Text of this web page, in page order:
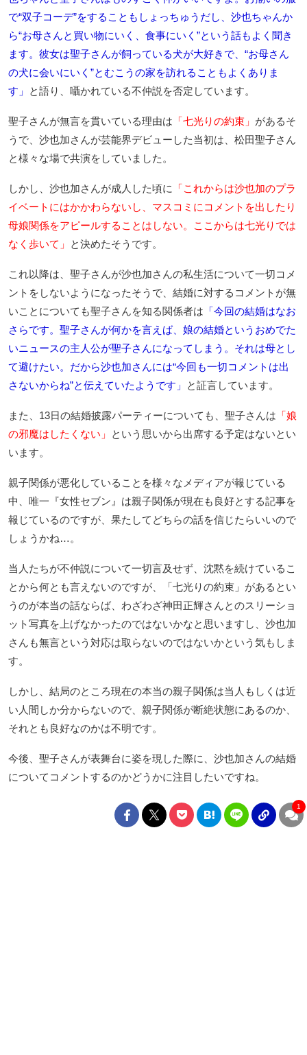
で“双子コーデ”をすることもしょっちゅうだし、沙也ちゃんか
ら“お母さんと買い物にいく、食事にいく”という話もよく聞き
ます。彼女は聖子さんが飼っている犬が大好きで、“お母さん
の犬に会いにいく”とむこうの家を訪れることもよくありま
す」
と語り、囁かれている不仲説を否定しています。
聖子さんが無言を貫いている理由は 「七光りの約束」 があるそ
うで、沙也加さんが芸能界デビューした当初は、松田聖子さん
と様々な場で共演をしていました。
しかし、沙也加さんが成人した頃に
「これからは沙也加のプラ
イベートにはかかわらないし、マスコミにコメントを出したり
母娘関係をアピールすることはしない。ここからは七光りでは
なく歩いて」
と決めたそうです。
これ以降は、聖子さんが沙也加さんの私生活について一切コメ
ントをしないようになったそうで、結婚に対するコメントが無
いことについても聖子さんを知る関係者は 「今回の結婚はなお
さらです。聖子さんが何かを言えば、娘の結婚というおめでた
いニュースの主人公が聖子さんになってしまう。それは母とし
て避けたい。だから沙也加さんには“今回も一切コメントは出
さないからね”と伝えていたようです」
と証言しています。
また、13日の結婚披露パーティーについても、聖子さんは 「娘
の邪魔はしたくない」
という思いから出席する予定はないとい
います。
親子関係が悪化していることを様々なメディアが報じている
中、唯一『女性セブン』は親子関係が現在も良好とする記事を
報じているのですが、果たしてどちらの話を信じたらいいので
しょうかね…。
当人たちが不仲説について一切言及せず、沈黙を続けているこ
とから何とも言えないのですが、「七光りの約束」があるとい
うのが本当の話ならば、わざわざ神田正輝さんとのスリーショ
ット写真を上げなかったのではないかなと思いますし、沙也加
さんも無言という対応は取らないのではないかという気もしま
す。
しかし、結局のところ現在の本当の親子関係は当人もしくは近
い人間しか分からないので、親子関係が断絶状態にあるのか、
それとも良好なのかは不明です。
今後、聖子さんが表舞台に姿を現した際に、沙也加さんの結婚
についてコメントするのかどうかに注目したいですね。
1